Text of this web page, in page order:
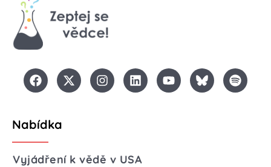
Nabídka
Vyjádření k vědě v USA